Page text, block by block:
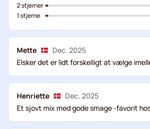
2 stjerner
1 stjerne
Mette
Dec. 2025
Elsker det er lidt forskelligt at vælge
Henriette
Dec. 2025
Et sjovt mix med gode smage -favorit